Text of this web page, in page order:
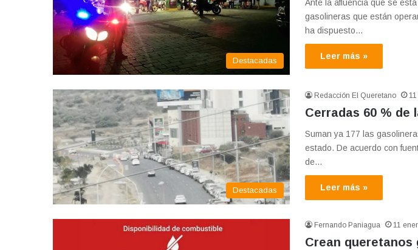
Destacadas
Ante la afluencia que se
gasolineras que están
ha dispuesto…
Leer más »
Destacadas
Redacción El Queretano
Cerradas 60 % de
Suman ya 177 las
estado. De acuerdo con
de…
Leer más »
Fernando Paniagua 11
Crean queretanos